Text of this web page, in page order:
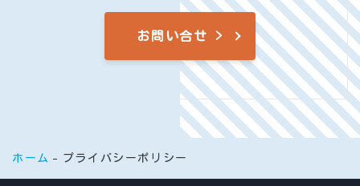
お問い合せ >
ホーム プライバシーポリシー